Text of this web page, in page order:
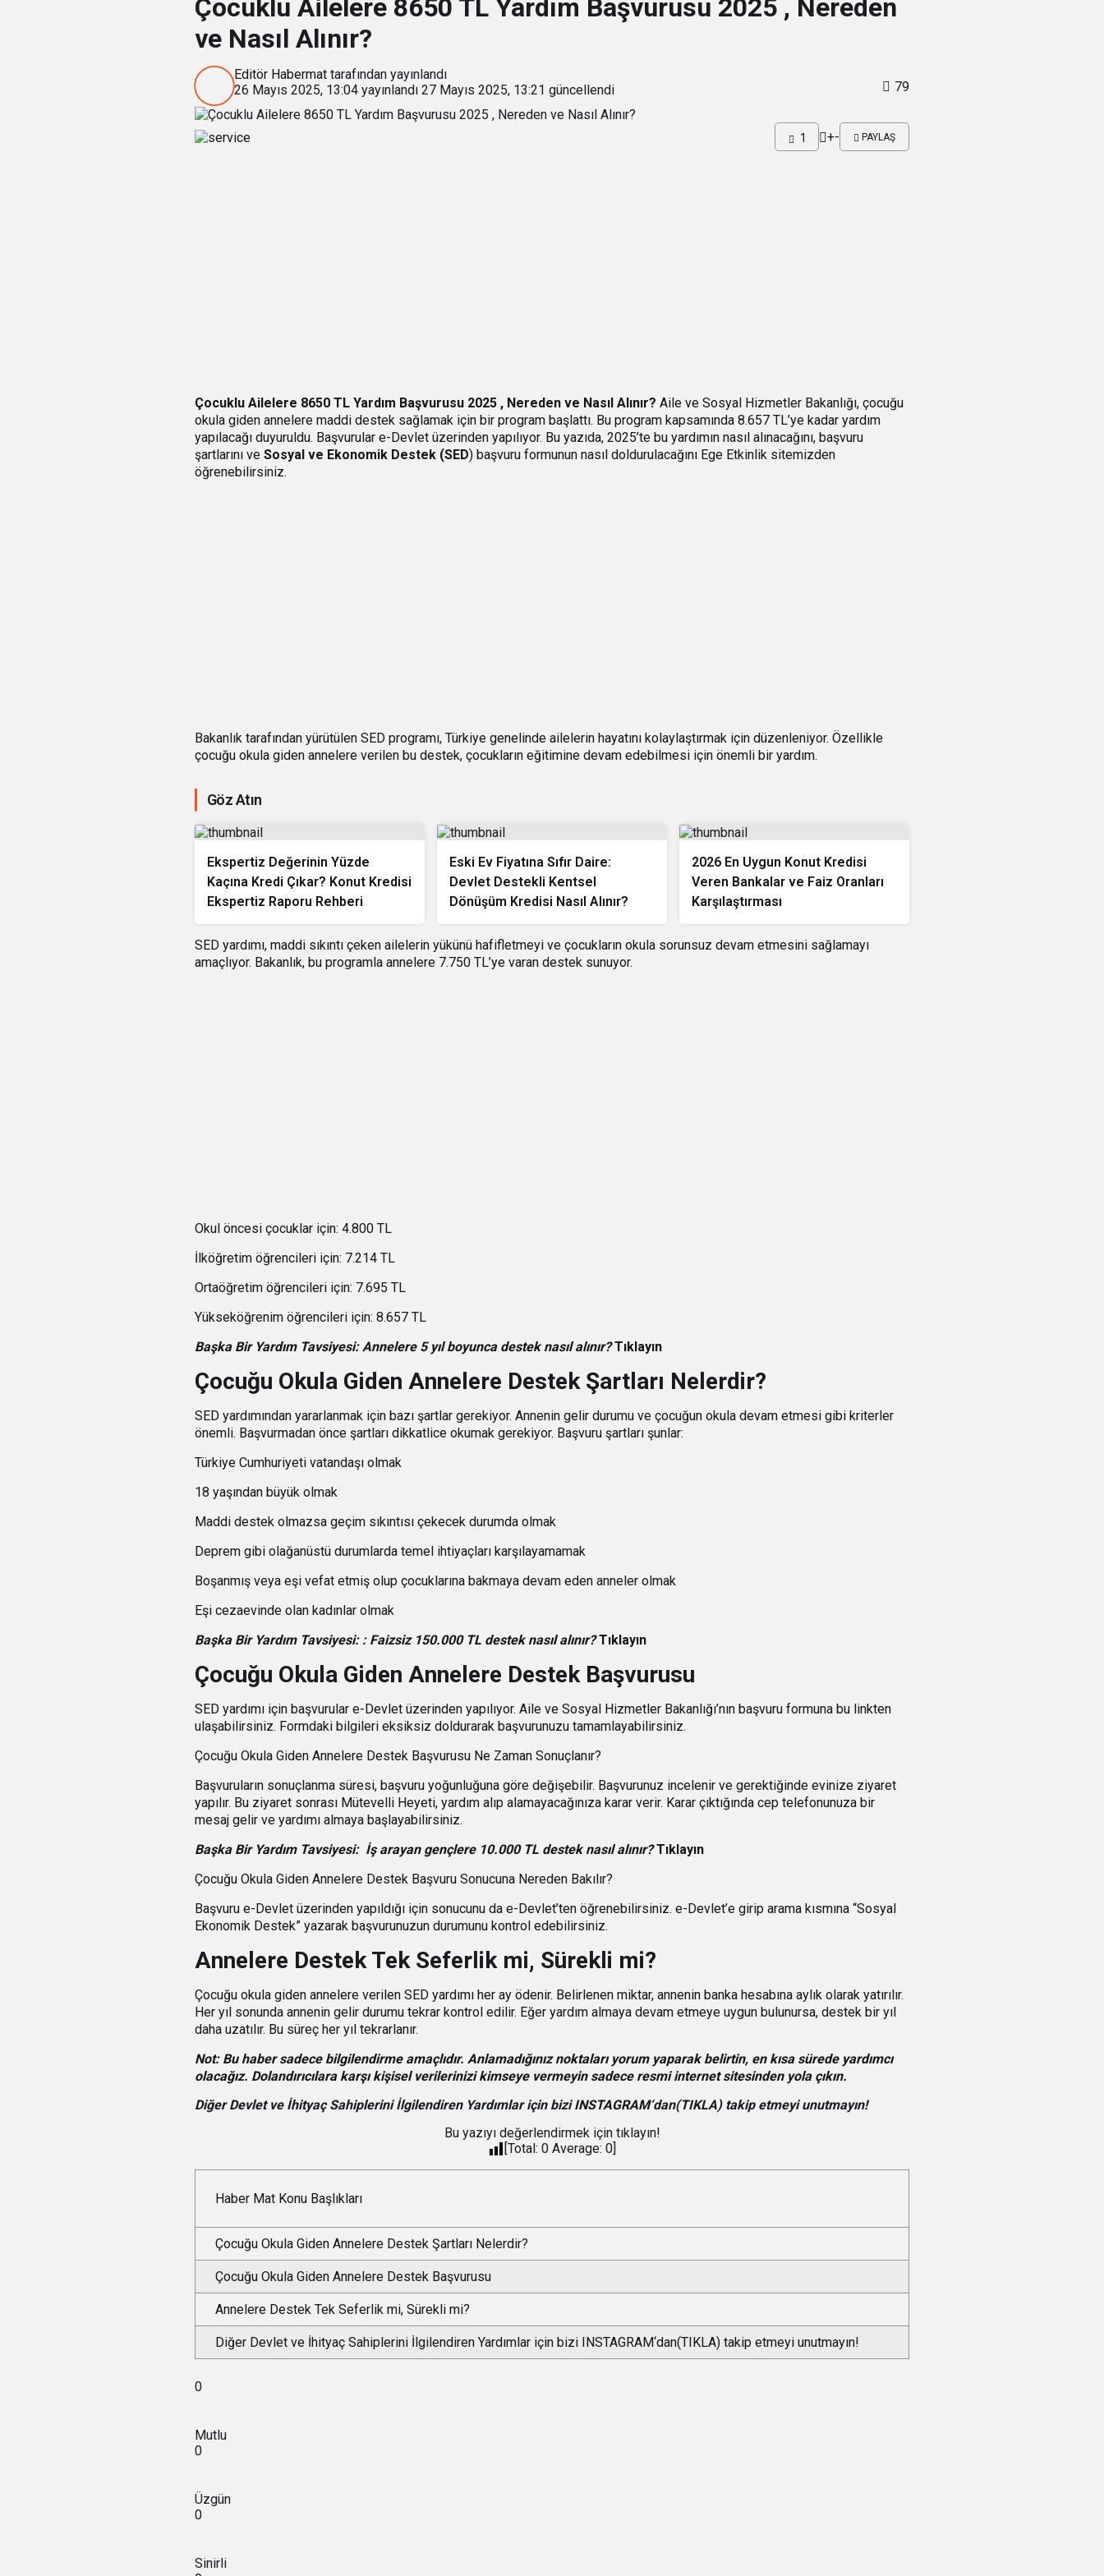
Çocuklu Ailelere 8650 TL Yardım Başvurusu 2025 , Nereden
ve Nasıl Alınır?
Editör Habermat tarafından yayınlandı
26 Mayıs 2025, 13:04 yayınlandı 27 Mayıs 2025, 13:21 güncellendi 79
1 +- PAYLAŞ
Çocuklu Ailelere 8650 TL Yardım Başvurusu 2025 , Nereden ve Nasıl Alınır? Aile ve Sosyal Hizmetler Bakanlığı, çocuğu
okula giden annelere maddi destek sağlamak için bir program başlattı. Bu program kapsamında 8.657 TL’ye kadar yardım
yapılacağı duyuruldu. Başvurular e-Devlet üzerinden yapılıyor. Bu yazıda, 2025’te bu yardımın nasıl alınacağını, başvuru
şartlarını ve Sosyal ve Ekonomik Destek (SED) başvuru formunun nasıl doldurulacağını Ege Etkinlik sitemizden
öğrenebilirsiniz.
Bakanlık tarafından yürütülen SED programı, Türkiye genelinde ailelerin hayatını kolaylaştırmak için düzenleniyor. Özellikle
çocuğu okula giden annelere verilen bu destek, çocukların eğitimine devam edebilmesi için önemli bir yardım.
Göz Atın
Ekspertiz Değerinin Yüzde
Kaçına Kredi Çıkar? Konut Kredisi
Ekspertiz Raporu Rehberi
Eski Ev Fiyatına Sıfır Daire:
Devlet Destekli Kentsel
Dönüşüm Kredisi Nasıl Alınır?
2026 En Uygun Konut Kredisi
Veren Bankalar ve Faiz Oranları
Karşılaştırması
SED yardımı, maddi sıkıntı çeken ailelerin yükünü hafifletmeyi ve çocukların okula sorunsuz devam etmesini sağlamayı
amaçlıyor. Bakanlık, bu programla annelere 7.750 TL’ye varan destek sunuyor.
Okul öncesi çocuklar için: 4.800 TL
İlköğretim öğrencileri için: 7.214 TL
Ortaöğretim öğrencileri için: 7.695 TL
Yükseköğrenim öğrencileri için: 8.657 TL
Başka Bir Yardım Tavsiyesi: Annelere 5 yıl boyunca destek nasıl alınır? Tıklayın
Çocuğu Okula Giden Annelere Destek Şartları Nelerdir?
SED yardımından yararlanmak için bazı şartlar gerekiyor. Annenin gelir durumu ve çocuğun okula devam etmesi gibi kriterler
önemli. Başvurmadan önce şartları dikkatlice okumak gerekiyor. Başvuru şartları şunlar:
Türkiye Cumhuriyeti vatandaşı olmak
18 yaşından büyük olmak
Maddi destek olmazsa geçim sıkıntısı çekecek durumda olmak
Deprem gibi olağanüstü durumlarda temel ihtiyaçları karşılayamamak
Boşanmış veya eşi vefat etmiş olup çocuklarına bakmaya devam eden anneler olmak
Eşi cezaevinde olan kadınlar olmak
Başka Bir Yardım Tavsiyesi: : Faizsiz 150.000 TL destek nasıl alınır? Tıklayın
Çocuğu Okula Giden Annelere Destek Başvurusu
SED yardımı için başvurular e-Devlet üzerinden yapılıyor. Aile ve Sosyal Hizmetler Bakanlığı’nın başvuru formuna bu linkten
ulaşabilirsiniz. Formdaki bilgileri eksiksiz doldurarak başvurunuzu tamamlayabilirsiniz.
Çocuğu Okula Giden Annelere Destek Başvurusu Ne Zaman Sonuçlanır?
Başvuruların sonuçlanma süresi, başvuru yoğunluğuna göre değişebilir. Başvurunuz incelenir ve gerektiğinde evinize ziyaret
yapılır. Bu ziyaret sonrası Mütevelli Heyeti, yardım alıp alamayacağınıza karar verir. Karar çıktığında cep telefonunuza bir
mesaj gelir ve yardımı almaya başlayabilirsiniz.
Başka Bir Yardım Tavsiyesi: İş arayan gençlere 10.000 TL destek nasıl alınır?Tıklayın
Çocuğu Okula Giden Annelere Destek Başvuru Sonucuna Nereden Bakılır?
Başvuru e-Devlet üzerinden yapıldığı için sonucunu da e-Devlet’ten öğrenebilirsiniz. e-Devlet’e girip arama kısmına “Sosyal
Ekonomik Destek” yazarak başvurunuzun durumunu kontrol edebilirsiniz.
Annelere Destek Tek Seferlik mi, Sürekli mi?
Çocuğu okula giden annelere verilen SED yardımı her ay ödenir. Belirlenen miktar, annenin banka hesabına aylık olarak yatırılır.
Her yıl sonunda annenin gelir durumu tekrar kontrol edilir. Eğer yardım almaya devam etmeye uygun bulunursa, destek bir yıl
daha uzatılır. Bu süreç her yıl tekrarlanır.
Not: Bu haber sadece bilgilendirme amaçlıdır. Anlamadığınız noktaları yorum yaparak belirtin, en kısa sürede yardımcı
olacağız. Dolandırıcılara karşı kişisel verilerinizi kimseye vermeyin sadece resmi internet sitesinden yola çıkın.
Diğer Devlet ve İhityaç Sahiplerini İlgilendiren Yardımlar için biziINSTAGRAM‘dan(TIKLA) takip etmeyi unutmayın!
Bu yazıyı değerlendirmek için tıklayın!
[Total: 0 Average: 0]
Haber Mat Konu Başlıkları
Çocuğu Okula Giden Annelere Destek Şartları Nelerdir?
Çocuğu Okula Giden Annelere Destek Başvurusu
Annelere Destek Tek Seferlik mi, Sürekli mi?
Diğer Devlet ve İhityaç Sahiplerini İlgilendiren Yardımlar için bizi INSTAGRAM‘dan(TIKLA) takip etmeyi unutmayın!
0
Mutlu
0
Üzgün
0
Sinirli